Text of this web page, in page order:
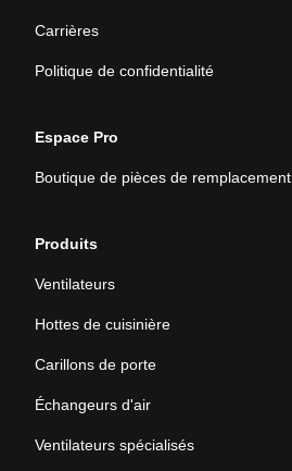
Carrières
Politique de confidentialité
Espace Pro
Boutique de pièces de remplacement
Produits
Ventilateurs
Hottes de cuisinière
Carillons de porte
Échangeurs d'air
Ventilateurs spécialisés